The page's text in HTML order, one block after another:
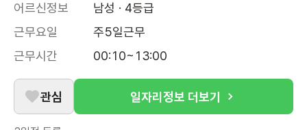
어르신정보
남성 · 4등급
근무요일
주5일근무
근무시간
00:10~13:00
관심 일자리정보 더보기